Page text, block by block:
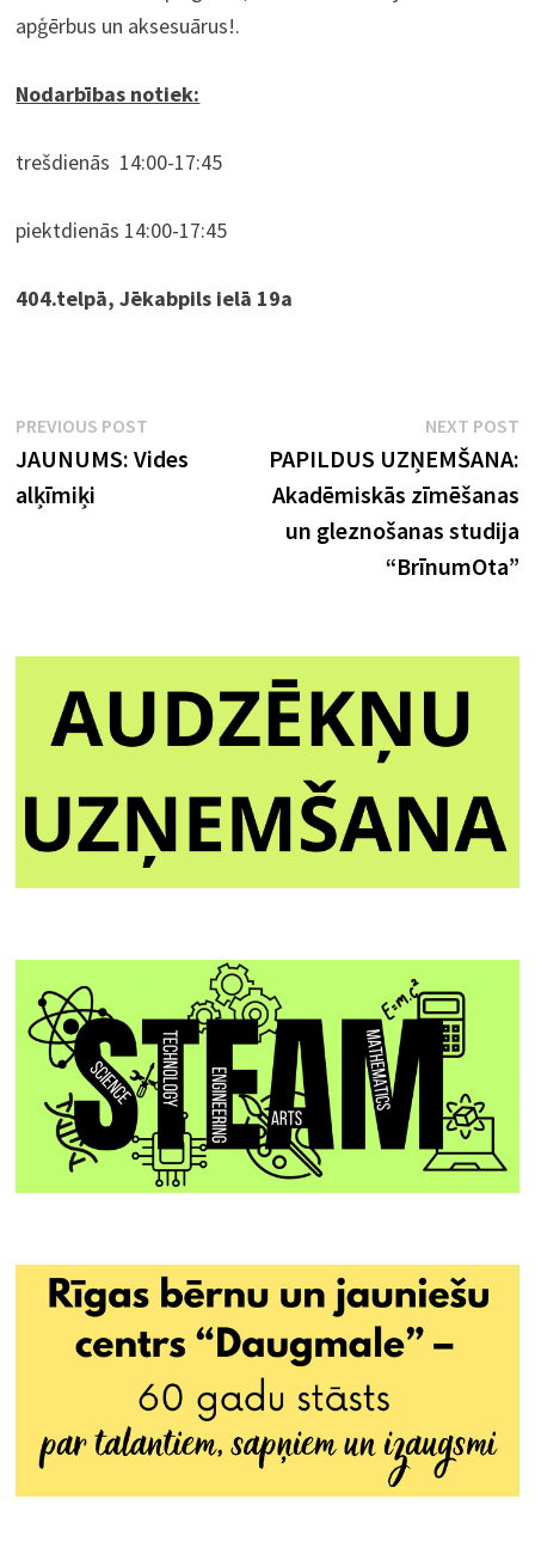
apģērbus un aksesuārus!.
Nodarbības notiek:
trešdienās 14:00-17:45
piektdienās 14:00-17:45
404.telpā, Jēkabpils ielā 19a
Ziņu
izvēlne
PREVIOUS POST
post:
JAUNUMS: Vides
alķīmiķi
NEXT POST
PAPILDUS UZŅEMŠANA:
Akadēmiskās zīmēšanas
un gleznošanas studija
“BrīnumOta”